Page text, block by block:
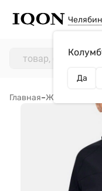
Да
Главная–Женщинам